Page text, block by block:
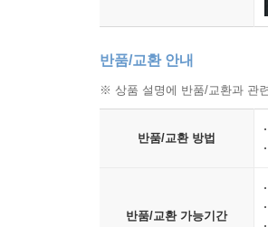
반품/교환 안내
※ 상품 설명에 반품/교환과 관
반품/교환 방법
반품/교환 가능기간